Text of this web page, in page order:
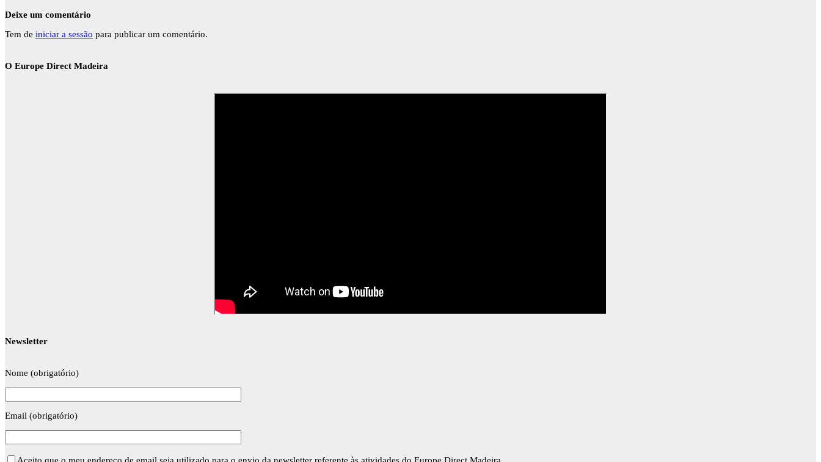
Deixe um comentário
Tem de iniciar a sessão para publicar um comentário.
O Europe Direct Madeira
Newsletter
Nome (obrigatório)
Email (obrigatório)
Aceito que o meu endereço de email seja utilizado para o envio da newsletter referente às atividades do Europe Direct Madeira.